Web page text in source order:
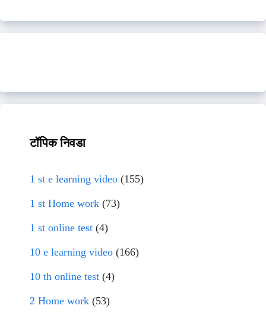
टॉपिक निवडा
1 st e learning video (155)
1 st Home work (73)
1 st online test (4)
10 e learning video (166)
10 th online test (4)
2 Home work (53)